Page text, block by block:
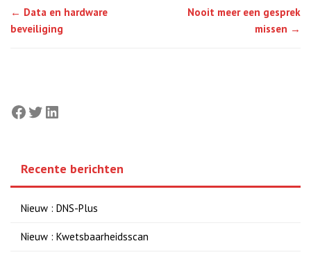
Post
navigation
← Data en hardware
beveiliging
Nooit meer een gesprek
missen →
Facebook
Twitter
LinkedIn
Recente berichten
Nieuw : DNS-Plus
Nieuw : Kwetsbaarheidsscan